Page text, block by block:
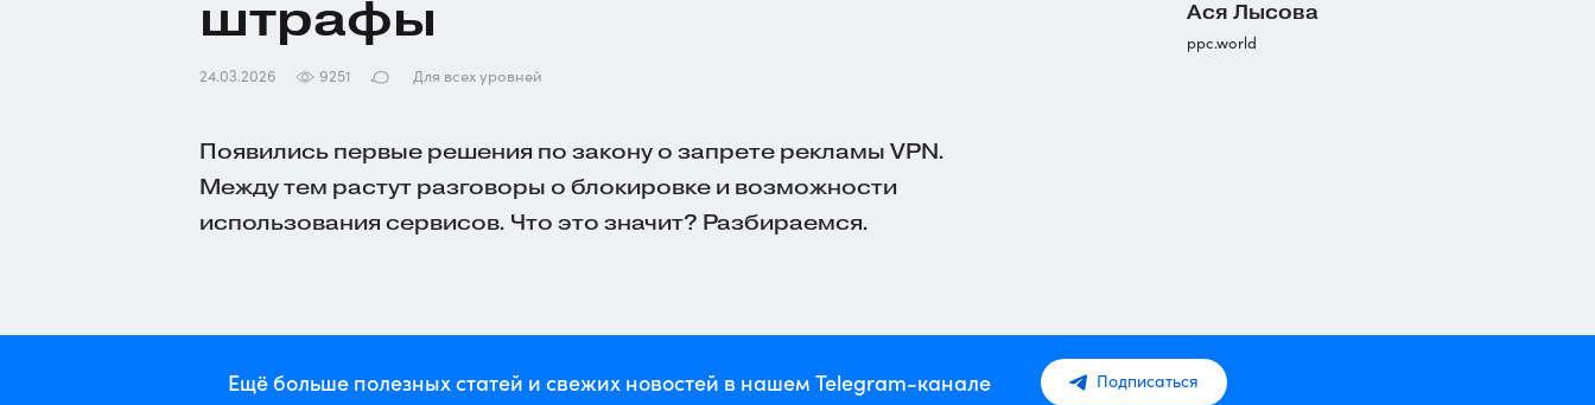
штрафы
24.03.2026 9251 Для всех уровней
Появились первые решения по закону о запрете рекламы VPN.
Между тем растут разговоры о блокировке и возможности
использования сервисов. Что это значит? Разбираемся.
Ася Лысова
ppc.world
Ещё больше полезных статей и свежих новостей в нашем Telegram-канале Подписаться